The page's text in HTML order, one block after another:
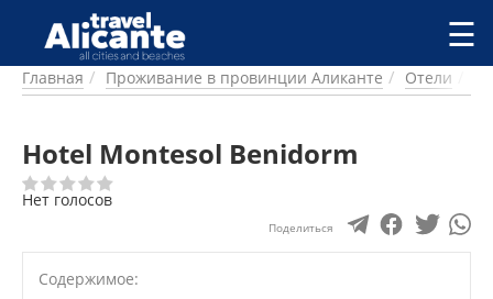
Перейти к основному содержанию
ГОРОДА
ПИТАНИЕ
ПРОЖИВАНИЕ
ПЛЯЖИ
ДОСТОПРИМЕЧАТЕЛЬНОСТИ
КЕМПИНГ
КОМАРКИ (РАЙОНЫ)
☰
Главная Проживание в провинции Аликанте Отели
Hotel Montesol Benidorm
Нет голосов
Поделиться
Содержимое: